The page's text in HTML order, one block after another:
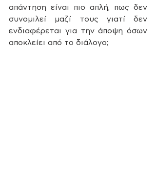
απάντηση είναι πιο απλή, πως δεν
συνομιλεί μαζί τους γιατί δεν
ενδιαφέρεται για την άποψη όσων
αποκλείει από το διάλογο;